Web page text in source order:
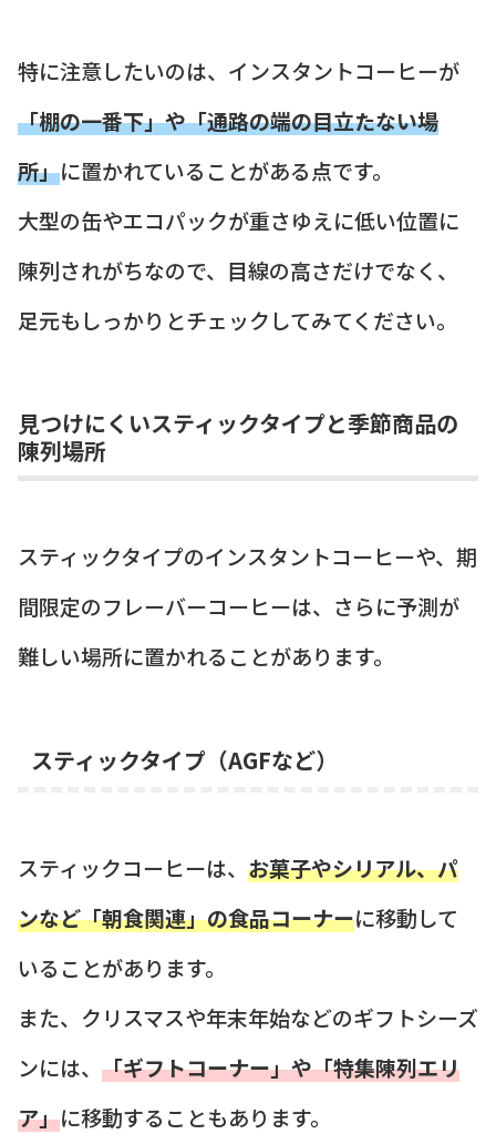
特に注意したいのは、インスタントコーヒーが
「棚の一番下」や「通路の端の目立たない場
所」に置かれていることがある点です。
大型の缶やエコパックが重さゆえに低い位置に
陳列されがちなので、目線の高さだけでなく、
足元もしっかりとチェックしてみてください。
見つけにくいスティックタイプと季節商品の
陳列場所
スティックタイプのインスタントコーヒーや、期
間限定のフレーバーコーヒーは、さらに予測が
難しい場所に置かれることがあります。
スティックタイプ（AGFなど）
スティックコーヒーは、 お菓子やシリアル、パ
ンなど「朝食関連」の食品コーナーに移動して
いることがあります。
また、クリスマスや年末年始などのギフトシーズ
ンには、 「ギフトコーナー」や「特集陳列エリ
ア」に移動することもあります。